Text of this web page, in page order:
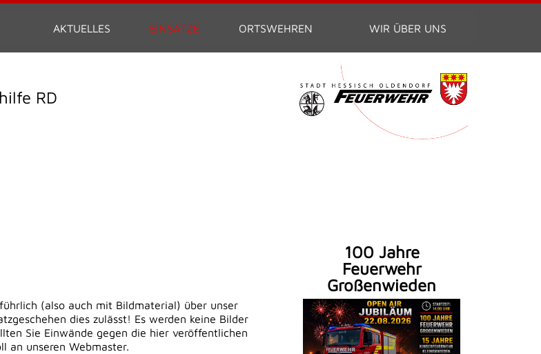
AKTUELLES EINSÄTZE ORTSWEHREN WIR ÜBER UNS
RD
(also auch mit Bildmaterial) über unser
dies zulässt! Es werden keine Bilder
Sie Einwände gegen die hier veröffentlichen
an unseren Webmaster.
100 Jahre
Feuerwehr
Großenwieden